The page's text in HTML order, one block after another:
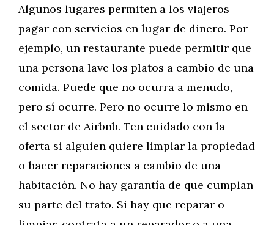
Algunos lugares permiten a los viajeros
pagar con servicios en lugar de dinero. Por
ejemplo, un restaurante puede permitir que
una persona lave los platos a cambio de una
comida. Puede que no ocurra a menudo,
pero sí ocurre. Pero no ocurre lo mismo en
el sector de Airbnb. Ten cuidado con la
oferta si alguien quiere limpiar la propiedad
o hacer reparaciones a cambio de una
habitación. No hay garantía de que cumplan
su parte del trato. Si hay que reparar o